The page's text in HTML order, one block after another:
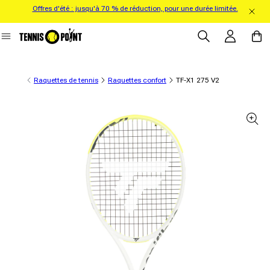
au contenu
Offres d'été : jusqu'à 70 % de réduction, pour une durée limitée.
Se connecter
Panier
Raquettes de tennis Raquettes confort TF-X1 275 V2